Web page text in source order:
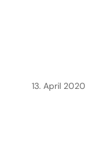
13. April 2020